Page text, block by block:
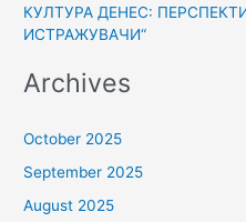
КУЛТУРА ДЕНЕС:
ИСТРАЖУВАЧИ“
Archives
October 2025
September 2025
August 2025